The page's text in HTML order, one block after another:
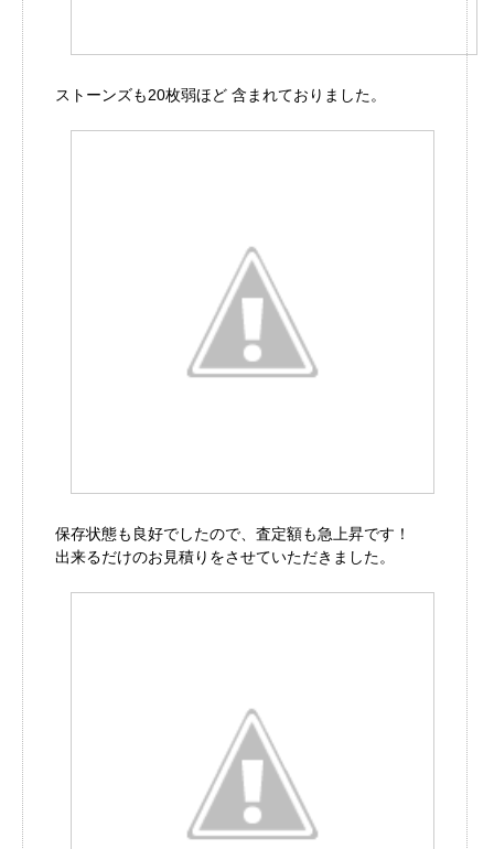
ストーンズも20枚弱ほど 含まれておりました。
保存状態も良好でしたので、査定額も急上昇です！
出来るだけのお見積りをさせていただきました。